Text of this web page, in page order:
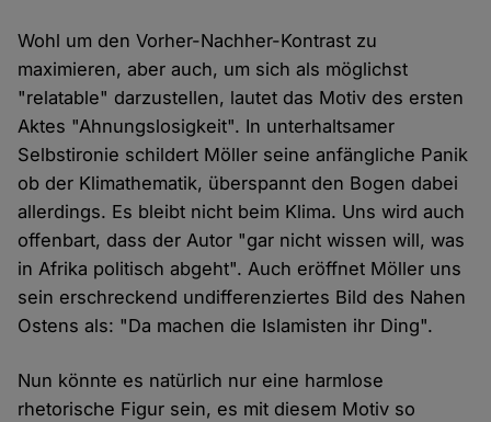
Wohl um den Vorher-Nachher-Kontrast zu
maximieren, aber auch, um sich als möglichst
"relatable" darzustellen, lautet das Motiv des ersten
Aktes "Ahnungslosigkeit". In unterhaltsamer
Selbstironie schildert Möller seine anfängliche Panik
ob der Klimathematik, überspannt den Bogen dabei
allerdings. Es bleibt nicht beim Klima. Uns wird auch
offenbart, dass der Autor "gar nicht wissen will, was
in Afrika politisch abgeht". Auch eröffnet Möller uns
sein erschreckend undifferenziertes Bild des Nahen
Ostens als: "Da machen die Islamisten ihr Ding".
Nun könnte es natürlich nur eine harmlose
rhetorische Figur sein, es mit diesem Motiv so